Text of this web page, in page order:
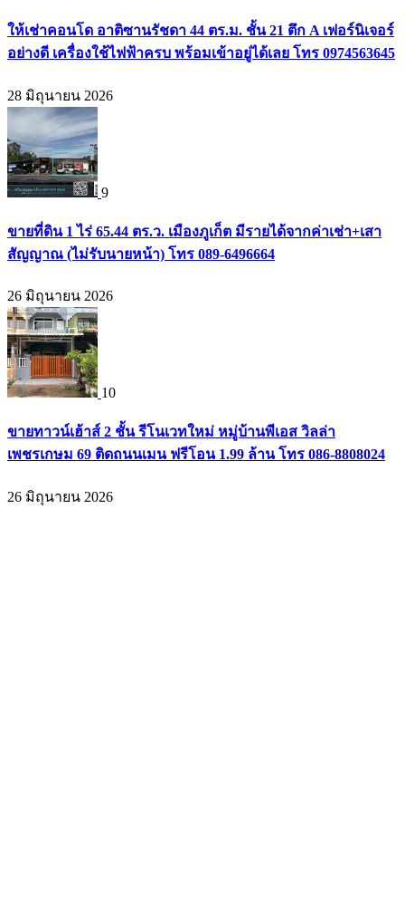
ให้เช่าคอนโด อาติซานรัชดา 44 ตร.ม. ชั้น 21 ตึก A เฟอร์นิเจอร์
อย่างดี เครื่องใช้ไฟฟ้าครบ พร้อมเข้าอยู่ได้เลย โทร 0974563645
28 มิถุนายน 2026
9
ขายที่ดิน 1 ไร่ 65.44 ตร.ว. เมืองภูเก็ต มีรายได้จากค่าเช่า+เสา
สัญญาณ (ไม่รับนายหน้า) โทร 089-6496664
26 มิถุนายน 2026
10
ขายทาวน์เฮ้าส์ 2 ชั้น รีโนเวทใหม่ หมู่บ้านพีเอส วิลล่า
เพชรเกษม 69 ติดถนนเมน ฟรีโอน 1.99 ล้าน โทร 086-8808024
26 มิถุนายน 2026